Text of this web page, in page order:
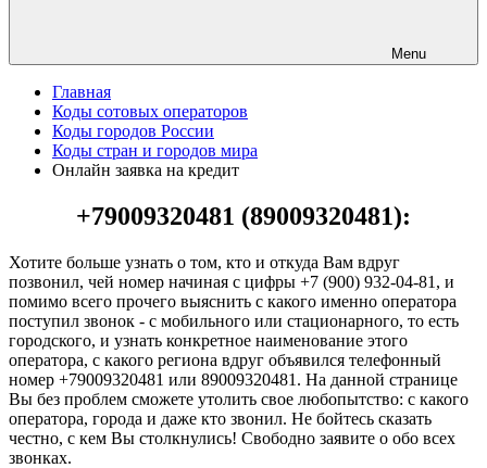
Menu
Главная
Коды сотовых операторов
Коды городов России
Коды стран и городов мира
Онлайн заявка на кредит
+79009320481 (89009320481):
Хотите больше узнать о том, кто и откуда Вам вдруг
позвонил, чей номер начиная с цифры +7 (900) 932-04-81, и
помимо всего прочего выяснить с какого именно оператора
поступил звонок - с мобильного или стационарного, то есть
городского, и узнать конкретное наименование этого
оператора, с какого региона вдруг объявился телефонный
номер +79009320481 или 89009320481. На данной странице
Вы без проблем сможете утолить свое любопытство: с какого
оператора, города и даже кто звонил. Не бойтесь сказать
честно, с кем Вы столкнулись! Свободно заявите о обо всех
звонках.